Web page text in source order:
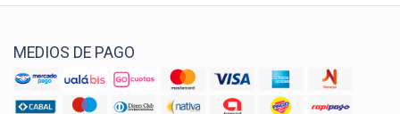
MEDIOS DE PAGO